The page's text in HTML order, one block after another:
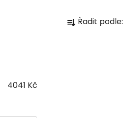
a Řadit podle:
4041 Kč